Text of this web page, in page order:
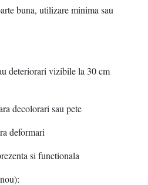
buna, utilizare minima sau
deteriorari vizibile la 30 cm
decolorari sau pete
deformari
si functionala